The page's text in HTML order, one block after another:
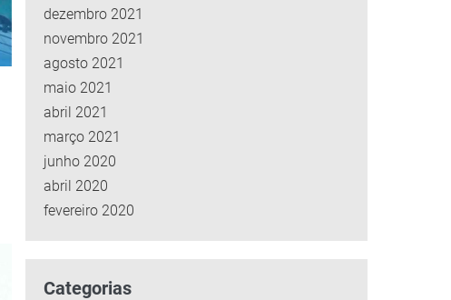
dezembro 2021
novembro 2021
agosto 2021
maio 2021
abril 2021
março 2021
junho 2020
abril 2020
fevereiro 2020
Categorias